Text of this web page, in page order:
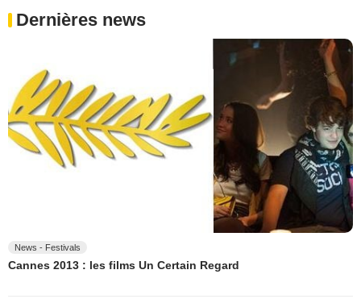
Dernières news
News - Festivals
Cannes 2013 : les films Un Certain Regard